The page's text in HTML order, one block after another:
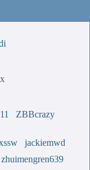
ZBBcrazy
jackiemwd
zhuimengren639